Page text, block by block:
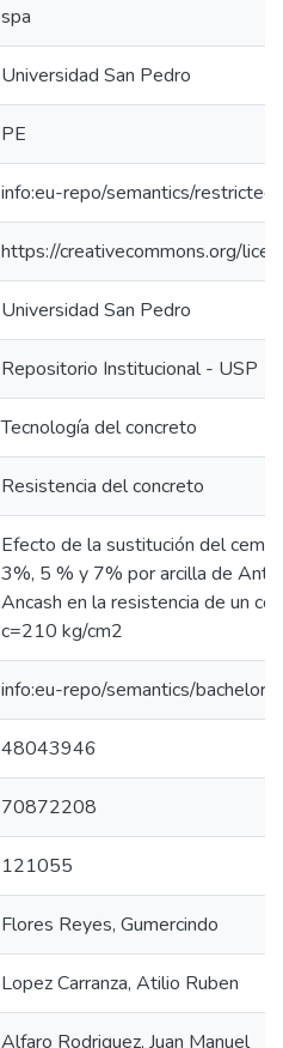
spa
Universidad San Pedro
PE
info:eu-repo/semantics/
https://creativecommons.org/
Universidad San Pedro
Repositorio Institucional - USP
Tecnología del concreto
Resistencia del concreto
Efecto de la sustitución del
3%, 5 % y 7% por arcilla de Anta
Ancash en la resistencia de un
c=210 kg/cm2
info:eu-repo/semantics/
48043946
70872208
121055
Flores Reyes, Gumercindo
Lopez Carranza, Atilio Ruben
Alfaro Rodriguez, Juan Manuel